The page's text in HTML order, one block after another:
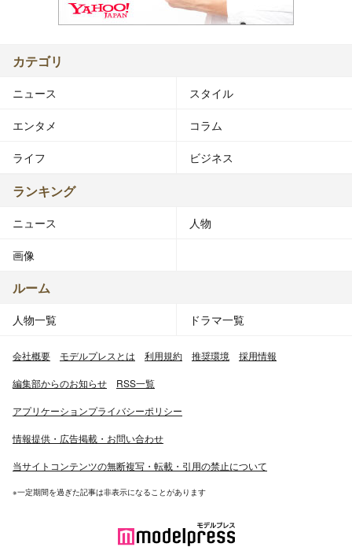
カテゴリ
ニュース スタイル
エンタメ コラム
ライフ ビジネス
ランキング
ニュース 人物
画像
ルーム
人物一覧 ドラマ一覧
会社概要 モデルプレスとは 利用規約 推奨環境 採用情報
編集部からのお知らせ RSS一覧
アプリケーションプライバシーポリシー
情報提供・広告掲載・お問い合わせ
当サイトコンテンツの無断複写・転載・引用の禁止について
※一定期間を過ぎた記事は非表示になることがあります